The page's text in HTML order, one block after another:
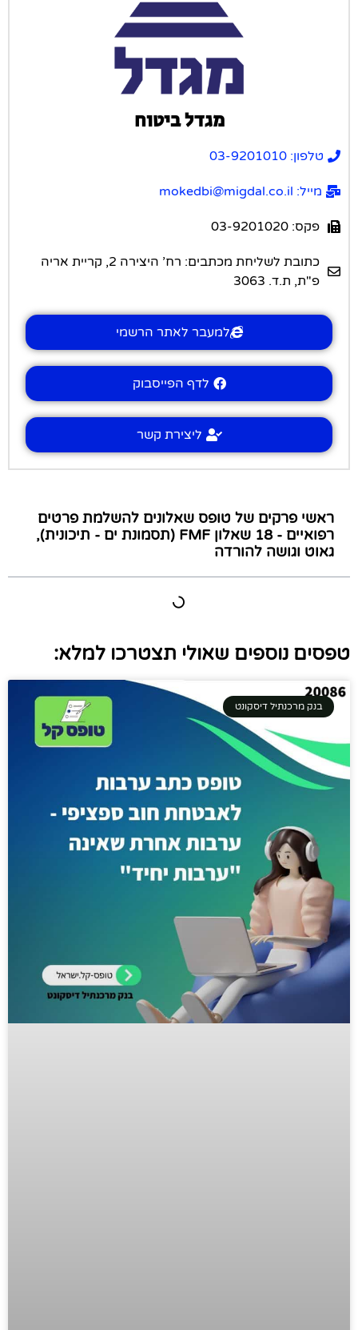
מגדל ביטוח
טלפון: 03-9201010
מייל: mokedbi@migdal.co.il
פקס: 03-9201020
כתובת לשליחת מכתבים: רח’ היצירה 2, קריית אריה
פ"ת, ת.ד. 3063
למעבר לאתר הרשמי
לדף הפייסבוק
ליצירת קשר
ראשי פרקים של טופס שאלונים להשלמת פרטים
רפואיים - 18 שאלון FMF (תסמונת ים - תיכונית),
גאוט וגושה להורדה
טפסים נוספים שאולי תצטרכו למלא:
בנק מרכנתיל דיסקונט